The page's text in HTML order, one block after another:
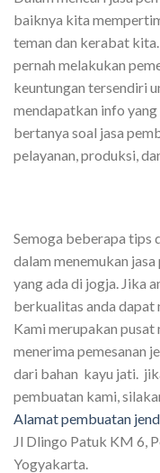
baiknya kita
teman dan kerabat
pernah melakukan
keuntungan tersendiri
mendapatkan info
bertanya soal jasa
pelayanan, produksi,
Semoga beberapa tips
dalam menemukan
yang ada di jogja. Jika
berkualitas anda dapat
Kami merupakan
menerima pemesanan
dari bahan kayu jati.
pembuatan kami,
Alamat pembuatan
Jl Dlingo Patuk KM 6,
Yogyakarta.